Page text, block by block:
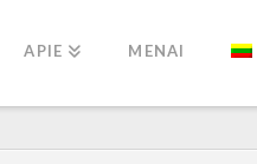
APIE MENAI